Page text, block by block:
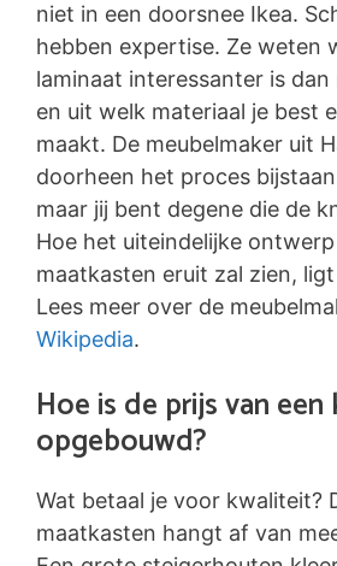
niet in een doorsnee Ikea.
hebben expertise. Ze weten
laminaat interessanter is dan
en uit welk materiaal je best
maakt. De meubelmaker uit
doorheen het proces
maar jij bent degene die de
Hoe het uiteindelijke
maatkasten eruit zal zien,
Lees meer over de
Wikipedia.
Hoe is de prijs van
opgebouwd?
Wat betaal je voor kwaliteit?
maatkasten hangt af van